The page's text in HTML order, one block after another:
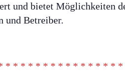
und bietet Möglichkeiten
und Betreiber.
* * * * * * * * * * * * * * *